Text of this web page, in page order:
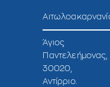
Άγιος
Παντελεήμονας,
30020,
Αντίρριο.